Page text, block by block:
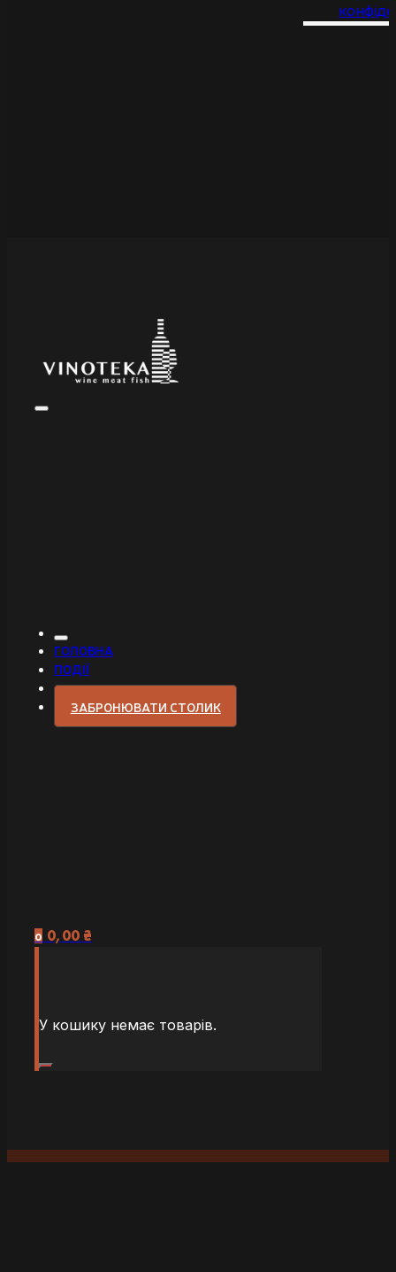
ГОЛОВНА
ПОДІЇ
ЗАБРОНЮВАТИ СТОЛИК
0 0,00 ₴
У кошику немає товарів.